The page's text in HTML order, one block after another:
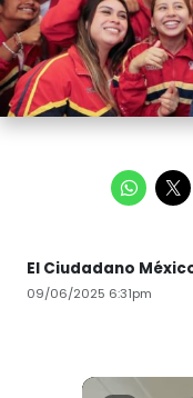
El Ciudadano
09/06/2025 6:31pm